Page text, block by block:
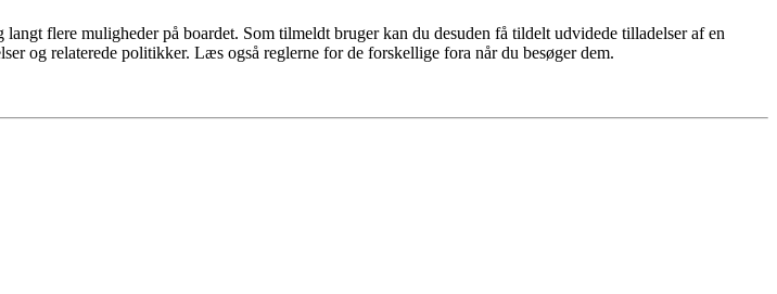
flere muligheder på boardet. Som tilmeldt bruger kan du desuden få tildelt udvidede tilladelser af en
og relaterede politikker. Læs også reglerne for de forskellige fora når du besøger dem.